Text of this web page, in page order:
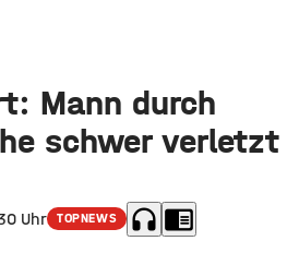
Mann durch
schwer verletzt
Uhr TOPNEWS headphones chrome_reader_mode